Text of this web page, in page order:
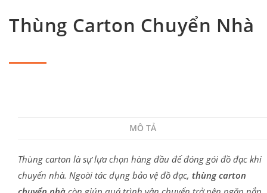
Thùng Carton Chuyển Nhà
MÔ TẢ
Thùng carton là sự lựa chọn hàng đầu để đóng gói đồ đạc khi
chuyển nhà. Ngoài tác dụng bảo vệ đồ đạc, thùng carton